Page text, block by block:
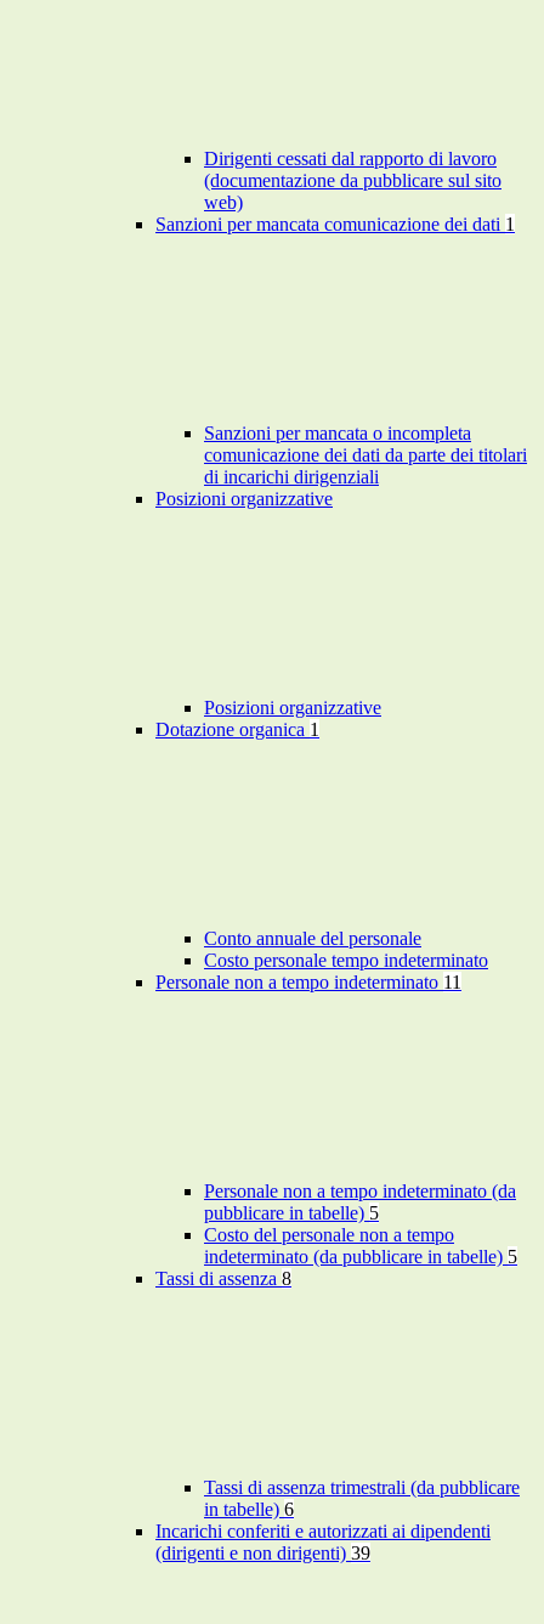
Dirigenti cessati dal rapporto di lavoro
(documentazione da pubblicare sul sito
web)
Sanzioni per mancata comunicazione dei dati 1
Sanzioni per mancata o incompleta
comunicazione dei dati da parte dei titolari
di incarichi dirigenziali
Posizioni organizzative
Posizioni organizzative
Dotazione organica 1
Conto annuale del personale
Costo personale tempo indeterminato
Personale non a tempo indeterminato 11
Personale non a tempo indeterminato (da
pubblicare in tabelle) 5
Costo del personale non a tempo
indeterminato (da pubblicare in tabelle) 5
Tassi di assenza 8
Tassi di assenza trimestrali (da pubblicare
in tabelle) 6
Incarichi conferiti e autorizzati ai dipendenti
(dirigenti e non dirigenti) 39